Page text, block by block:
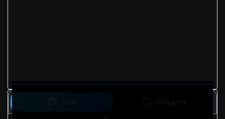
Chat Thông tin